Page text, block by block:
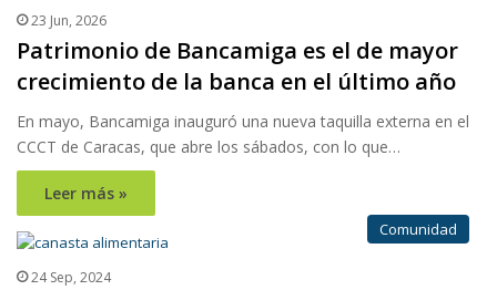
23 Jun, 2026
Patrimonio de Bancamiga es el de mayor
crecimiento de la banca en el último año
En mayo, Bancamiga inauguró una nueva taquilla externa en el
CCCT de Caracas, que abre los sábados, con lo que…
Leer más »
Comunidad
24 Sep, 2024